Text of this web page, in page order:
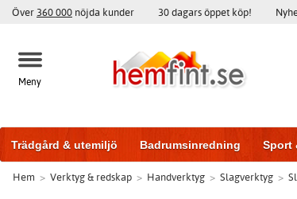
Över 360 000 nöjda kunder 30 dagars öppet köp!
Meny
Trädgård & utemiljö Badrumsinredning Sport
Badrumsmöbler Träningsutrustning
Hem > Verktyg & redskap > Handverktyg > Slagverktyg >